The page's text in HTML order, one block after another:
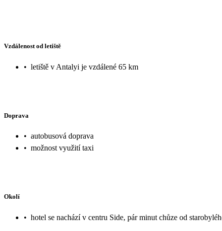
Vzdálenost od letiště
• letiště v Antalyi je vzdálené 65 km
Doprava
• autobusová doprava
• možnost využití taxi
Okolí
• hotel se nachází v centru Side, pár minut chůze od